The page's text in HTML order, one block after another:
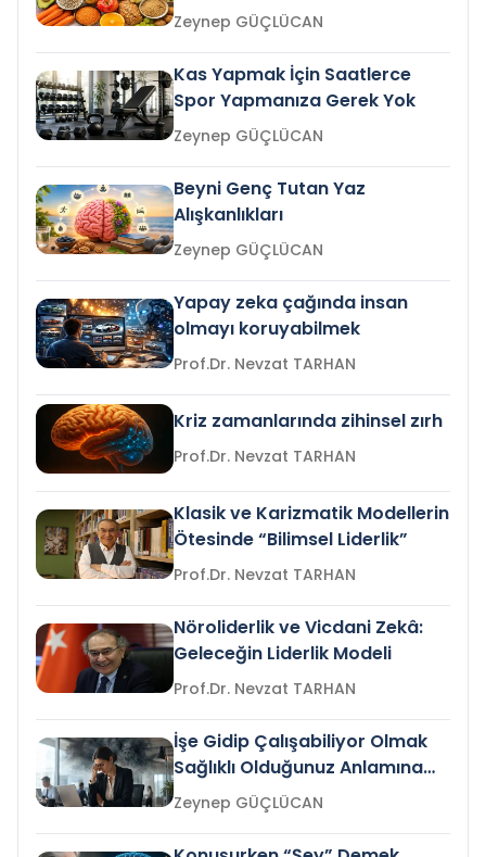
Zeynep GÜÇLÜCAN
Kas Yapmak İçin Saatlerce
Spor Yapmanıza Gerek Yok
Zeynep GÜÇLÜCAN
Beyni Genç Tutan Yaz
Alışkanlıkları
Zeynep GÜÇLÜCAN
Yapay zeka çağında insan
olmayı koruyabilmek
Prof.Dr. Nevzat TARHAN
Kriz zamanlarında zihinsel zırh
Prof.Dr. Nevzat TARHAN
Klasik ve Karizmatik Modellerin
Ötesinde “Bilimsel Liderlik”
Prof.Dr. Nevzat TARHAN
Nöroliderlik ve Vicdani Zekâ:
Geleceğin Liderlik Modeli
Prof.Dr. Nevzat TARHAN
İşe Gidip Çalışabiliyor Olmak
Sağlıklı Olduğunuz Anlamına
Gelir mi?Zeynep GÜÇLÜCAN